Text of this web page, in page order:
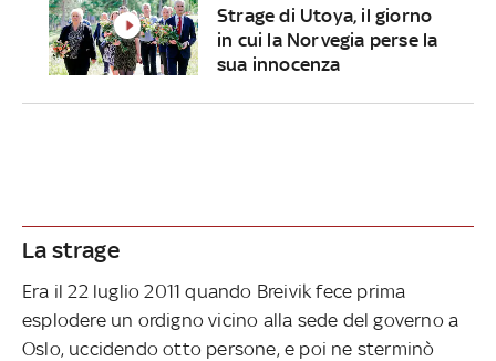
Strage di Utoya, il giorno
in cui la Norvegia perse la
sua innocenza
La strage
Era il 22 luglio 2011 quando Breivik fece prima
esplodere un ordigno vicino alla sede del governo a
Oslo, uccidendo otto persone, e poi ne sterminò